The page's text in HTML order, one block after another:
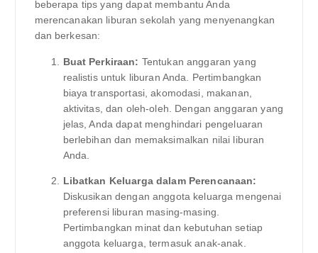
beberapa tips yang dapat membantu Anda
merencanakan liburan sekolah yang menyenangkan
dan berkesan:
Buat Perkiraan: Tentukan anggaran yang
realistis untuk liburan Anda. Pertimbangkan
biaya transportasi, akomodasi, makanan,
aktivitas, dan oleh-oleh. Dengan anggaran yang
jelas, Anda dapat menghindari pengeluaran
berlebihan dan memaksimalkan nilai liburan
Anda.
Libatkan Keluarga dalam Perencanaan:
Diskusikan dengan anggota keluarga mengenai
preferensi liburan masing-masing.
Pertimbangkan minat dan kebutuhan setiap
anggota keluarga, termasuk anak-anak.